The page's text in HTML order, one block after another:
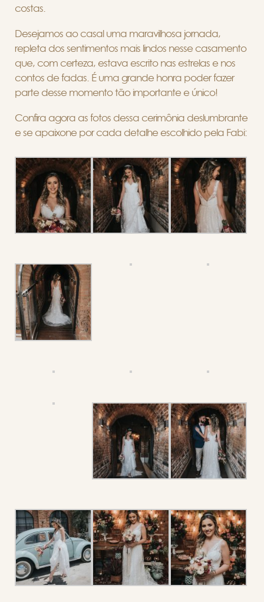
costas.
Desejamos ao casal uma maravilhosa jornada,
repleta dos sentimentos mais lindos nesse casamento
que, com certeza, estava escrito nas estrelas e nos
contos de fadas. É uma grande honra poder fazer
parte desse momento tão importante e único!
Confira agora as fotos dessa cerimônia deslumbrante
e se apaixone por cada detalhe escolhido pela Fabi: